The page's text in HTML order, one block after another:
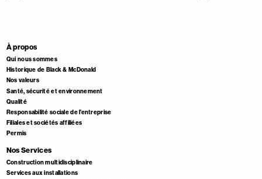
À propos
Qui nous sommes
Historique de Black & McDonald
Nos valeurs
Santé, sécurité et environnement
Qualité
Responsabilité sociale de l’entreprise
Filiales et sociétés affiliées
Permis
Nos Services
Construction multidisciplinaire
Services aux installations